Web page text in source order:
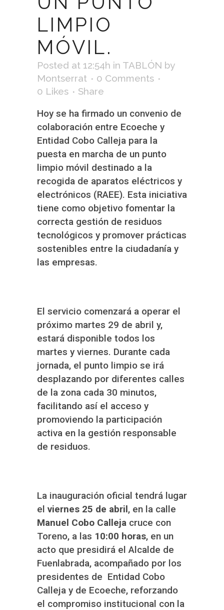
LIMPIO
MÓVIL.
Posted at 12:54h in TABLÓN by
Montserrat
0 Comments
0 Likes Share
Hoy se ha firmado un convenio de
colaboración entre Ecoeche y
Entidad Cobo Calleja para la
puesta en marcha de un punto
limpio móvil destinado a la
recogida de aparatos eléctricos y
electrónicos (RAEE). Esta iniciativa
tiene como objetivo fomentar la
correcta gestión de residuos
tecnológicos y promover prácticas
sostenibles entre la ciudadanía y
las empresas.
El servicio comenzará a operar el
próximo martes 29 de abril y,
estará disponible todos los
martes y viernes. Durante cada
jornada, el punto limpio se irá
desplazando por diferentes calles
de la zona cada 30 minutos,
facilitando así el acceso y
promoviendo la participación
activa en la gestión responsable
de residuos.
La inauguración oficial tendrá lugar
el viernes 25 de abril, en la calle
Manuel Cobo Calleja cruce con
Toreno, a las 10:00 horas, en un
acto que presidirá el Alcalde de
Fuenlabrada, acompañado por los
presidentes de Entidad Cobo
Calleja y de Ecoeche, reforzando
el compromiso institucional con la